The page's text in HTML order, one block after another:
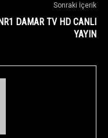
Sonraki İçerik
NR1 DAMAR TV HD CANLI
YAYIN